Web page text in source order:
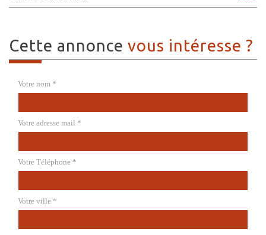
cette annonce vous intéresse ?
Votre nom *
Votre adresse mail *
Votre Téléphone *
Votre ville *